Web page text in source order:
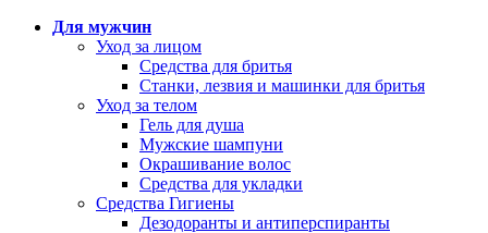
Для мужчин
Уход за лицом
Средства для бритья
Станки, лезвия и машинки для бритья
Уход за телом
Гель для душа
Мужские шампуни
Окрашивание волос
Средства для укладки
Средства Гигиены
Дезодоранты и антиперспиранты